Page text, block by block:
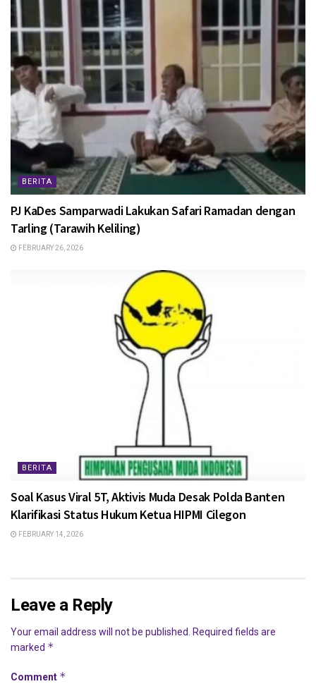
BERITA
PJ KaDes Samparwadi Lakukan Safari Ramadan dengan
Tarling (Tarawih Keliling)
FEBRUARY 26, 2026
BERITA
Soal Kasus Viral 5T, Aktivis Muda Desak Polda Banten
Klarifikasi Status Hukum Ketua HIPMI Cilegon
FEBRUARY 14, 2026
Leave a Reply
Your email address will not be published. Required fields are
marked *
Comment *